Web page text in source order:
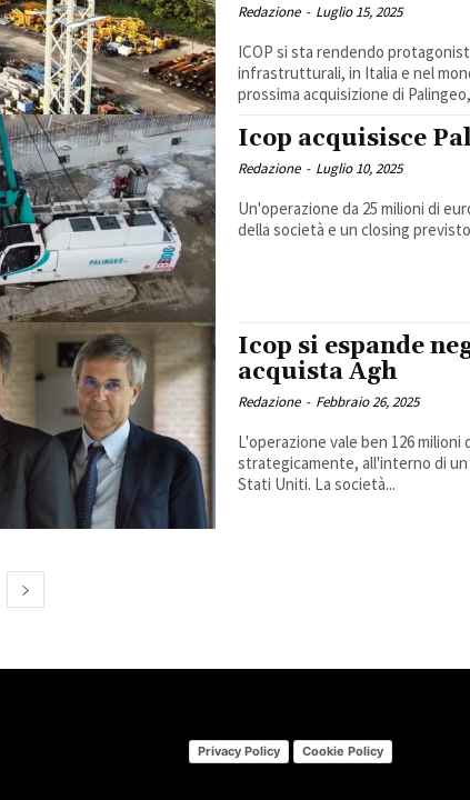
Redazione - Luglio 15, 2025
ICOP si sta rendendo
infrastrutturali, in Italia e nel
prossima acquisizione di
Icop acquisisce
Redazione - Luglio 10, 2025
Un'operazione da 25 milioni di
della società e un closing
Icop si espande
acquista Agh
Redazione - Febbraio 26, 2025
L'operazione vale ben 126 milioni
strategicamente, all'interno di un
Stati Uniti. La società...
Privacy Policy Cookie Policy